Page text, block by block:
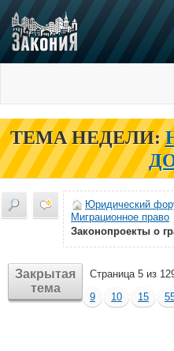
ТЕМА НЕДЕЛИ:
Юридический
Миграционное право
Законопроекты о
Закрытая
тема
Страница 5 из
9
10 15